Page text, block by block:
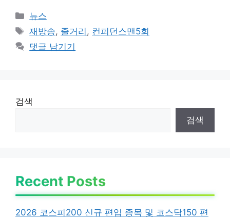
카
테
고
리
뉴스
태
그
재방송, 줄거리 , 컨피던스맨5회
댓글 남기기
검색
검색
Recent Posts
2026 코스피200 신규 편입 종목 및 코스닥150 편